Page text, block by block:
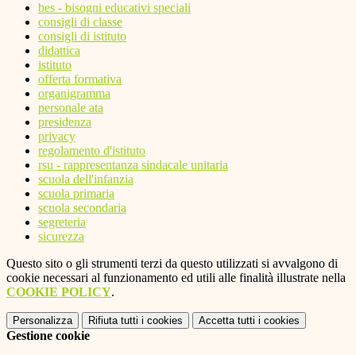
bes - bisogni educativi speciali
consigli di classe
consigli di istituto
didattica
istituto
offerta formativa
organigramma
personale ata
presidenza
privacy
regolamento d'istituto
rsu - rappresentanza sindacale unitaria
scuola dell'infanzia
scuola primaria
scuola secondaria
segreteria
sicurezza
Questo sito o gli strumenti terzi da questo utilizzati si avvalgono di
cookie necessari al funzionamento ed utili alle finalità illustrate nella
COOKIE POLICY.
Personalizza Rifiuta tutti i cookies Accetta tutti i cookies
Gestione cookie